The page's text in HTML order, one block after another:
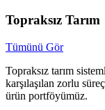
Topraksız Tarım
Tümünü Gör
Topraksız tarım
karşılaşılan zorlu
ürün portföyümüz.